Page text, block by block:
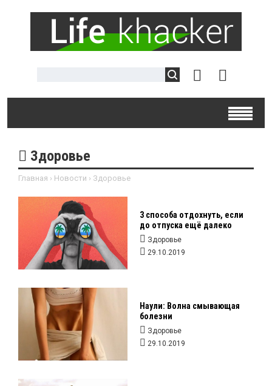
Здоровье
Главная › Новости › Здоровье
3 способа отдохнуть, если
до отпуска ещё далеко
Здоровье
29.10.2019
Наули: Волна смывающая
болезни
Здоровье
29.10.2019